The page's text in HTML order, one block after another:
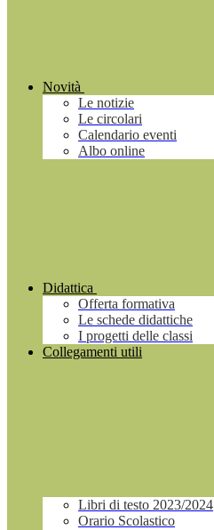
Novità
Le notizie
Le circolari
Calendario eventi
Albo online
Didattica
Offerta formativa
Le schede didattiche
I progetti delle classi
Collegamenti utili
Libri di testo 2023/2024
Orario Scolastico